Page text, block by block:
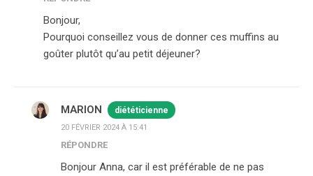
Bonjour,
Pourquoi conseillez vous de donner ces muffins au
goûter plutôt qu’au petit déjeuner?
MARION diététicienne
20 FÉVRIER 2024 À 15:41
RÉPONDRE
Bonjour Anna, car il est préférable de ne pas